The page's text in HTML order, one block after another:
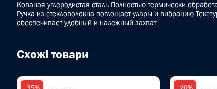
Кованая углеродистая сталь Полностью термически
Ручка из стекловолокна поглощает удары и вибрацию
обеспечивает удобный и надежный захват
Схожі товари
- 35% - 20%